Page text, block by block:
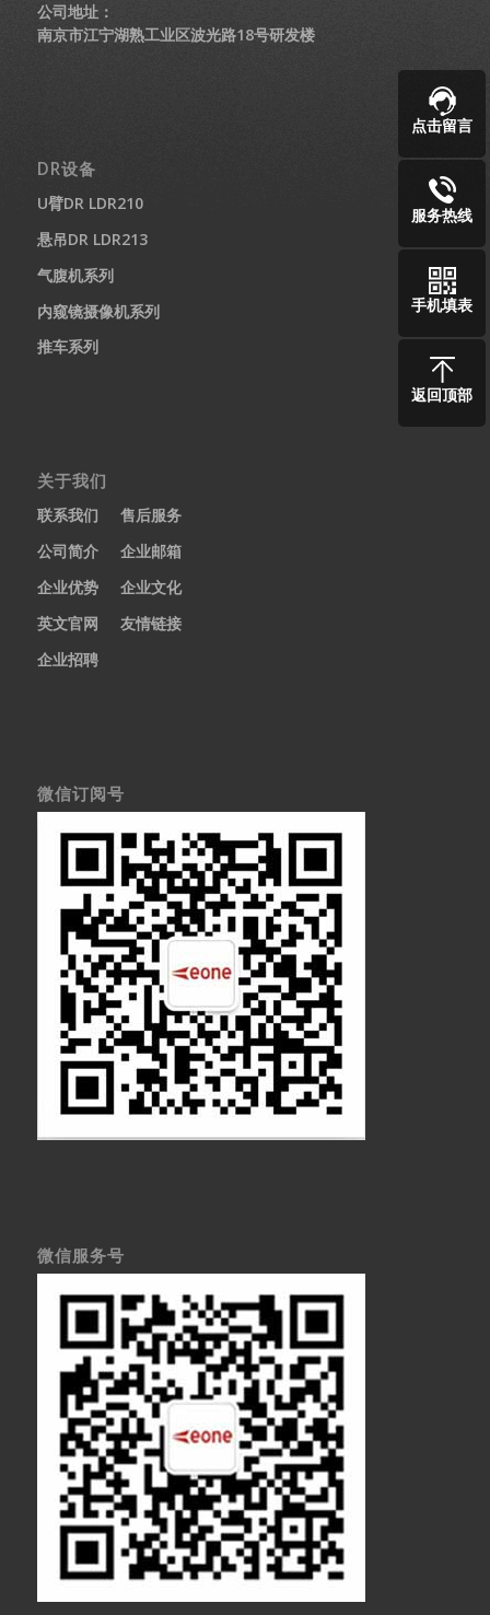
公司地址：
南京市江宁湖熟工业区波光路18号研发楼
DR设备
U臂DR LDR210
悬吊DR LDR213
气腹机系列
内窥镜摄像机系列
推车系列
关于我们
联系我们
售后服务
公司简介
企业邮箱
企业优势
企业文化
英文官网
友情链接
企业招聘
微信订阅号
微信服务号
点击留言
服务热线
手机填表
返回顶部